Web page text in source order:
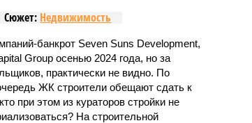
Сюжет: Недвижимость
банкрот Seven Suns Development,
Group осенью 2024 года, но за
практически не видно. По
ЖК строители обещают сдать к
при этом из кураторов стройки не
На строительной